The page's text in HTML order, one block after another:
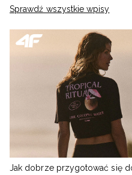
Sprawdź wszystkie wpisy
Jak dobrze przygotować się